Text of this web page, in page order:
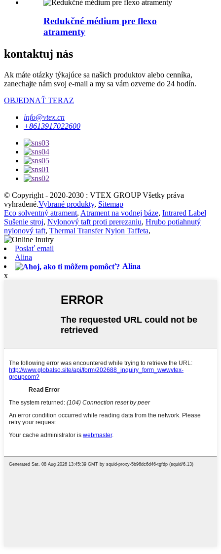
Redukčné médium pre flexo
atramenty
kontaktuj nás
Ak máte otázky týkajúce sa našich produktov alebo cenníka,
zanechajte nám svoj e-mail a my sa vám ozveme do 24 hodín.
OBJEDNAŤ TERAZ
info@vtex.cn
+8613917022600
© Copyright - 2020-2030 : VTEX GROUP Všetky práva
vyhradené.Vybrané produkty, Sitemap
Eco solventný atrament, Atrament na vodnej báze, Intrared Label
Sušenie stroj, Nylonový taft proti prerezaniu, Hrubo potiahnutý
nylonový taft, Thermal Transfer Nylon Taffeta,
Poslať email
Alina
Alina
x